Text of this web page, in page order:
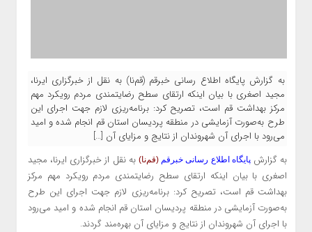
به گزارش پایگاه اطلاع رسانی خبرقم (قم‌نا) به نقل از خبرگزاری ایرنا،
مجید اصغری با بیان اینکه ارتقای سطح رضایتمندی مردم رویکرد مهم
مرکز بهداشت قم است، تصریح کرد: برنامه‌ریزی لازم جهت اجرای این
طرح به‌صورت آزمایشی در منطقه پردیسان استان قم انجام شده و امید
می‌رود با اجرای آن شهروندان از نتایج و مزایای آن […]
به گزارشپایگاه اطلاع رسانی خبرقم (قم‌نا) به نقل از خبرگزاری ایرنا، مجید
اصغری با بیان اینکه ارتقای سطح رضایتمندی مردم رویکرد مهم مرکز
بهداشت قم است، تصریح کرد: برنامه‌ریزی لازم جهت اجرای این طرح
به‌صورت آزمایشی در منطقه پردیسان استان قم انجام شده و امید می‌رود
با اجرای آن شهروندان از نتایج و مزایای آن بهره‌مند گردند.